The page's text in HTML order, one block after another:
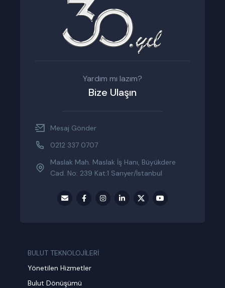
Yardım mı lazım?
Bize Ulaşın
Mesaj Gönder
0212 337 0707
Maslak Mah. Maslak İş Hanı, Büyükdere
Cad. No: 239 Kat:1 Sarıyer/İstanbul
BULUT TEKNOLOJİLERİ
Yönetilen Hizmetler
Bulut Dönüşümü